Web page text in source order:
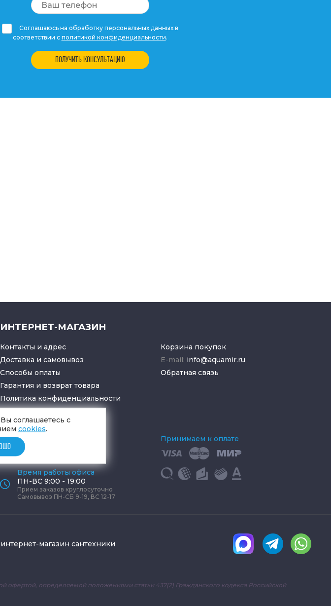
Соглашаюсь на обработку персональных данных в
соответствии с политикой конфиденциальности.
ПОЛУЧИТЬ КОНСУЛЬТАЦИЮ
ИНТЕРНЕТ-МАГАЗИН
Контакты и адрес
Доставка и самовывоз
Способы оплаты
Гарантия и возврат товара
Политика конфиденциальности
Корзина покупок
E-mail: info@aquamir.ru
Обратная связь
Время работы офиса
ПН-ВС 9:00 - 19:00
Прием заказов круглосуточно
Самовывоз ПН-СБ 9-19, ВС 12-17
Принимаем к оплате
магазин сантехники
офертой, определяемой положениями статьи 437(2) Гражданского кодекса Российской
соглашаетесь с
cookies.